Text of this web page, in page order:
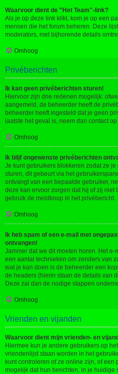
Waarvoor dient de "Het Team"-link?
Als je op deze link klikt, kom je op een
mensen die het forum beheren. Deze
moderators, met bijhorende details
Omhoog
Privéberichten
Ik kan geen privéberichten sturen!
Hiervoor zijn drie redenen mogelijk:
aangemeld, de beheerder heeft de
beheerder heeft ingesteld dat je geen
laatste het geval is, neem dan contact
Omhoog
Ik blijf ongewenste privéberichten
Je kunt gebruikers blokkeren zodat ze
sturen, dit gebeurt via het
ontvangt van een bepaalde gebruiker,
deze kan ervoor zorgen dat hij of zij niet
gebruik de meldknop in het privébericht.
Omhoog
Ik heb spam of een e-mail met
ontvangen!
Jammer dat we dit moeten horen. Het
een aantal technieken om zenders van
wat je kan doen is de beheerder een
de headers (hierin staan de details van
Deze zal dan de nodige stappen
Omhoog
Vrienden en vijanden
Waarvoor dient mijn vrienden- en
Hiermee kun je andere gebruikers op
vriendenlijst staan worden in het
kunt controleren of ze online zijn, of een
mogelijk dat hun berichten, in je huidige